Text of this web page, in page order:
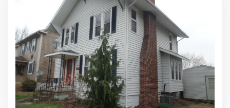
Вопросы — ответы
Новости
Контакты